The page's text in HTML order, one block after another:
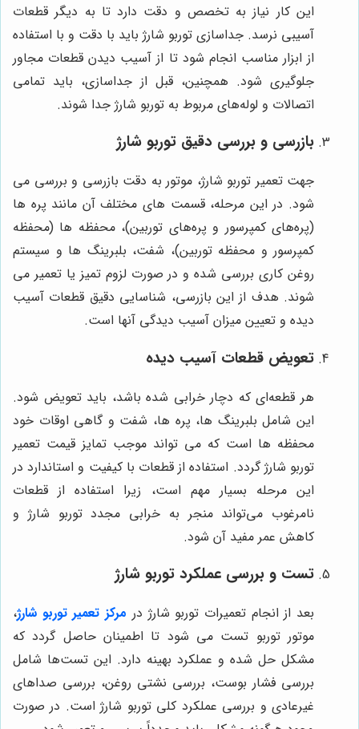
این کار نیاز به تخصص و دقت دارد تا به دیگر قطعات
آسیبی نرسد. جداسازی توربو شارژ باید با دقت و با استفاده
از ابزار مناسب انجام شود تا از آسیب دیدن قطعات مجاور
جلوگیری شود. همچنین، قبل از جداسازی، باید تمامی
اتصالات و لوله‌های مربوط به توربو شارژ جدا شوند.
بازرسی و بررسی دقیق توربو شارژ
جهت تعمیر توربو شارژ، موتور به دقت بازرسی و بررسی می
شود. در این مرحله، قسمت های مختلف آن مانند پره ها
(پره‌های کمپرسور و پره‌های توربین)، محفظه ها (محفظه
کمپرسور و محفظه توربین)، شفت، بلبرینگ ها و سیستم
روغن کاری بررسی شده و در صورت لزوم تمیز یا تعمیر می
شوند. هدف از این بازرسی، شناسایی دقیق قطعات آسیب
دیده و تعیین میزان آسیب دیدگی آنها است.
تعویض قطعات آسیب دیده
هر قطعه‌ای که دچار خرابی شده باشد، باید تعویض شود.
این شامل بلبرینگ ها، پره ها، شفت و گاهی اوقات خود
محفظه ها است که می تواند موجب تمایز قیمت تعمیر
توربو شارژ گردد. استفاده از قطعات با کیفیت و استاندارد در
این مرحله بسیار مهم است، زیرا استفاده از قطعات
نامرغوب می‌تواند منجر به خرابی مجدد توربو شارژ و
کاهش عمر مفید آن شود.
تست و بررسی عملکرد توربو شارژ
بعد از انجام تعمیرات توربو شارژ در مرکز تعمیر توربو شارژ،
موتور توربو تست می شود تا اطمینان حاصل گردد که
مشکل حل شده و عملکرد بهینه دارد. این تست‌ها شامل
بررسی فشار بوست، بررسی نشتی روغن، بررسی صداهای
غیرعادی و بررسی عملکرد کلی توربو شارژ است. در صورت